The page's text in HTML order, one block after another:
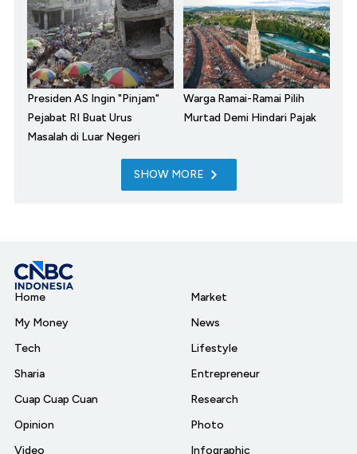
Presiden AS Ingin "Pinjam"
Pejabat RI Buat Urus
Masalah di Luar Negeri
Warga Ramai-Ramai Pilih
Murtad Demi Hindari Pajak
SHOW MORE
Home
My Money
Tech
Sharia
Cuap Cuap Cuan
Opinion
Video
Market
News
Lifestyle
Entrepreneur
Research
Photo
Infographic